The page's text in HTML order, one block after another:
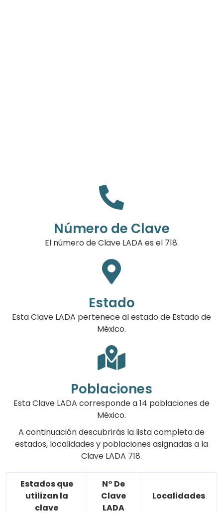
Número de Clave
El número de Clave LADA es el 718.
Estado
Esta Clave LADA pertenece al estado de Estado de
México.
Poblaciones
Esta Clave LADA corresponde a 14 poblaciones de
México.
A continuación descubrirás la lista completa de
estados, localidades y poblaciones asignadas a la
Clave LADA 718.
Estados que
utilizan la
clave
N° De
Clave
LADA
Localidades